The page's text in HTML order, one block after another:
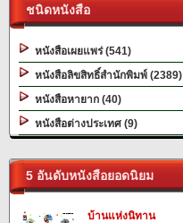
ชนิดหนังสือ
หนังสือเผยแพร่ (541)
หนังสือลิขสิทธิ์สำนักพิมพ์ (2389)
หนังสือหายาก (40)
หนังสือต่างประเทศ (9)
5 อันดับหนังสือยอดนิยม
บ้านแห่งนิทาน